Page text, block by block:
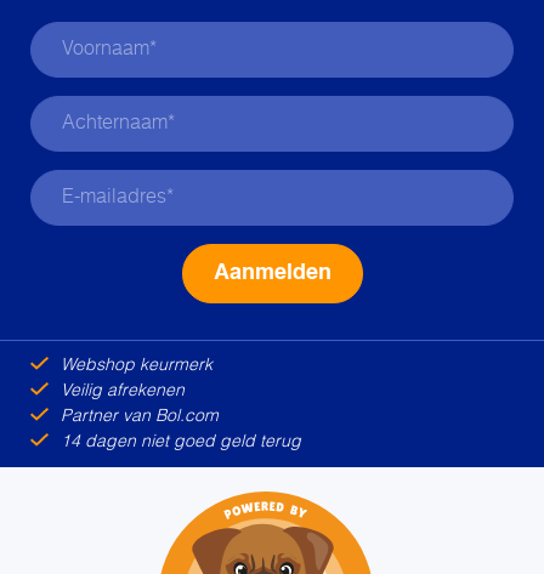
Webshop keurmerk
Veilig afrekenen
Partner van Bol.com
14 dagen niet goed geld terug